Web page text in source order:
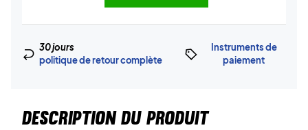
30 jours
politique de retour complète
Instruments de
paiement
DESCRIPTION DU PRODUIT